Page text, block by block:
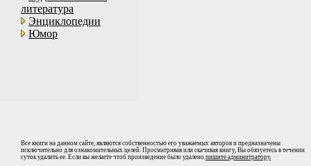
литература
Энциклопедии
Юмор
Все книги на данном сайте, являются собственностью его уважаемых авторов и предназначены
исключительно для ознакомительных целей. Просматривая или скачивая книгу, Вы обязуетесь в течении
суток удалить ее. Если вы желаете чтоб произведение было удалено пишите админитратору